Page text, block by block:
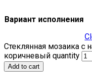
Вариант исполнения
Стеклянная мозаика с
коричневый quantity
Add to cart